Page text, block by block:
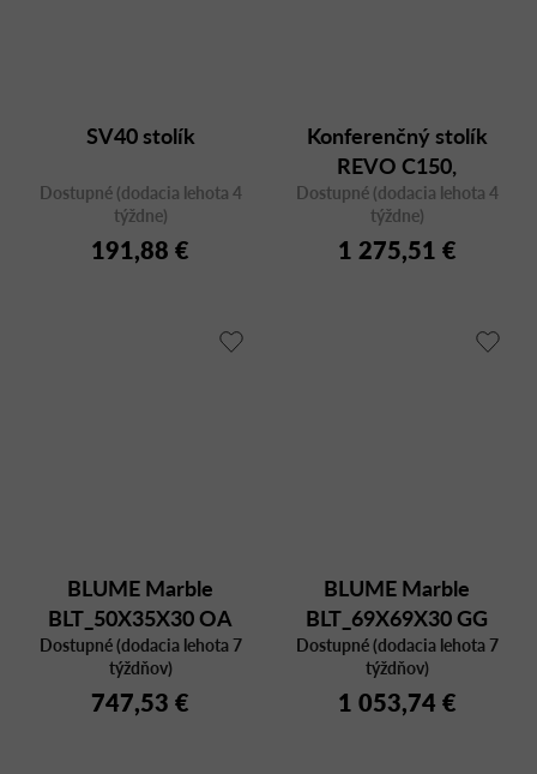
SV40 stolík
Dostupné (dodacia lehota 4
týždne)
191,88 €
Konferenčný stolík
REVO C150,
obdĺžnikový
Dostupné (dodacia lehota 4
týždne)
1 275,51 €
BLUME Marble
BLT_50X35X30 OA
MBR
Dostupné (dodacia lehota 7
týždňov)
747,53 €
BLUME Marble
BLT_69X69X30 GG
MFP
Dostupné (dodacia lehota 7
týždňov)
1 053,74 €